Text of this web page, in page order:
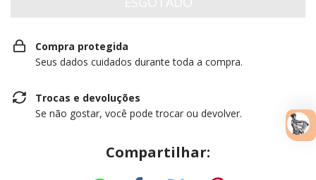
Compra protegida
Seus dados cuidados durante toda a compra.
Trocas e devoluções
Se não gostar, você pode trocar ou devolver.
Compartilhar: